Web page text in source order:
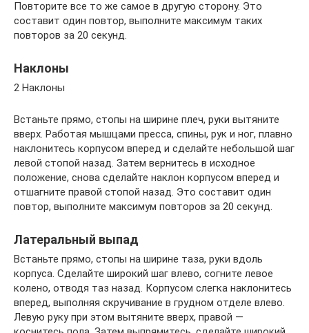
Повторите все то же самое в другую сторону. Это
составит один повтор, выполните максимум таких
повторов за 20 секунд.
Наклоны
2 Наклоны
Встаньте прямо, стопы на ширине плеч, руки вытяните
вверх. Работая мышцами пресса, спины, рук и ног, плавно
наклонитесь корпусом вперед и сделайте небольшой шаг
левой стопой назад. Затем вернитесь в исходное
положение, снова сделайте наклон корпусом вперед и
отшагните правой стопой назад. Это составит один
повтор, выполните максимум повторов за 20 секунд.
Латеральный выпад
Встаньте прямо, стопы на ширине таза, руки вдоль
корпуса. Сделайте широкий шаг влево, согните левое
колено, отводя таз назад. Корпусом слегка наклонитесь
вперед, выполняя скручивание в грудном отделе влево.
Левую руку при этом вытяните вверх, правой —